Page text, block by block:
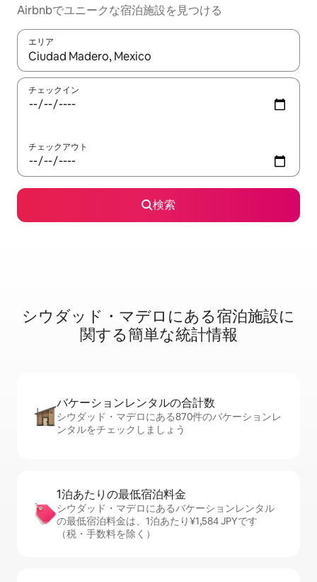
Airbnbでユニークな宿泊施設を見つける
エリア
検索結果が表示されたら、上下の矢印キーを使って移動するか
チェックイン
チェックアウト
検索
シウダッド・マデロに⁠あ⁠る宿⁠泊⁠施⁠設⁠に
関⁠す⁠る簡⁠単⁠な統⁠計⁠情⁠報
バケーションレ⁠ン⁠タ⁠ル⁠の合⁠計⁠数
シウダッド・マデロにある870件のバケーションレ
ンタルをチェックしましょう
1泊あたりの最⁠低⁠宿⁠泊⁠料⁠金
シウダッド・マデロにあるバケーションレンタル
の最低宿泊料金は、1泊あたり¥1,584 JPYです
（税・手数料を除く）